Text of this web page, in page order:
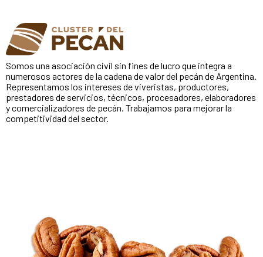
Somos una asociación civil sin fines de lucro que integra a
numerosos actores de la cadena de valor del pecán de Argentina.
Representamos los intereses de viveristas, productores,
prestadores de servicios, técnicos, procesadores, elaboradores
y comercializadores de pecán. Trabajamos para mejorar la
competitividad del sector.